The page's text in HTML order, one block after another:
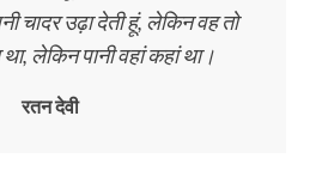
चादर उढ़ा देती हूं, लेकिन वह तो
था, लेकिन पानी वहां कहां था।
रतन देवी